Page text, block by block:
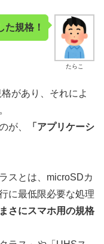
たらこ
た規格！
があり、それによ
が、
「アプリケーシ
スとは、microSDカ
に最低限必要な処理
まさにスマホ用の規格